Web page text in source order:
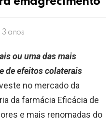
3 anos
ou uma das mais
de efeitos colaterais
no mercado da
da farmácia Eficácia de
e mais renomadas do